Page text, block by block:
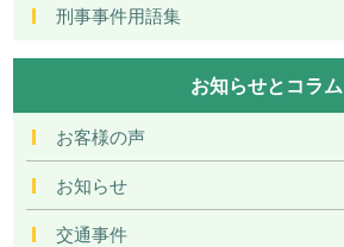
刑事事件用語集
お知らせとコラム
お客様の声
お知らせ
交通事件